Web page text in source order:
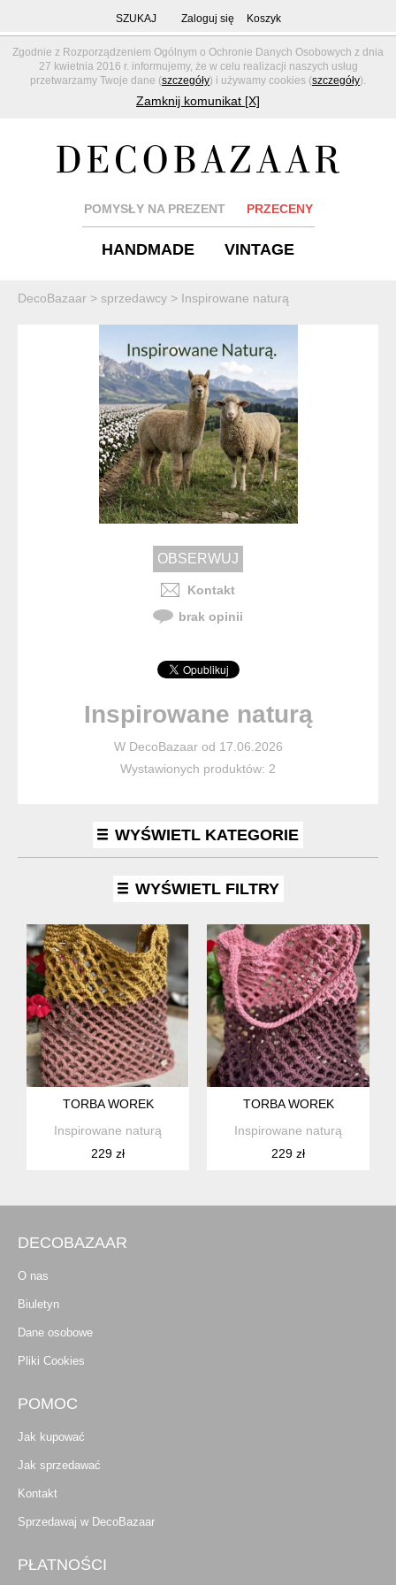
Zgodnie z Rozporządzeniem Ogólnym o Ochronie Danych Osobowych z dnia
27 kwietnia 2016 r. informujemy, że w celu realizacji naszych usług
przetwarzamy Twoje dane (szczegóły) i używamy cookies (szczegóły).
Zamknij komunikat [X]
SZUKAJ Zaloguj się Koszyk
POMYSŁY NA PREZENT PRZECENY
HANDMADE VINTAGE
DecoBazaar > sprzedawcy > Inspirowane naturą
Kontakt
brak opinii
Inspirowane naturą
W DecoBazaar od 17.06.2026
Wystawionych produktów: 2
WYŚWIETL KATEGORIE
WYŚWIETL FILTRY
TORBA WOREK
Inspirowane naturą
229 zł
TORBA WOREK
Inspirowane naturą
229 zł
DECOBAZAAR
O nas
Biuletyn
Dane osobowe
Pliki Cookies
POMOC
Jak kupować
Jak sprzedawać
Kontakt
Sprzedawaj w DecoBazaar
PŁATNOŚCI